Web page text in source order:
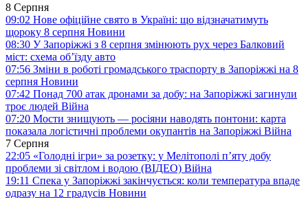
8 Серпня
09:02 Нове офіційне свято в Україні: що відзначатимуть
щороку 8 серпня Новини
08:30 У Запоріжжі з 8 серпня змінюють рух через Балковий
міст: схема об’їзду авто
07:56 Зміни в роботі громадського траспорту в Запоріжжі на 8
серпня Новини
07:42 Понад 700 атак дронами за добу: на Запоріжжі загинули
троє людей Війна
07:20 Мости знищують — росіяни наводять понтони: карта
показала логістичні проблеми окупантів на Запоріжжі Війна
7 Серпня
22:05 «Голодні ігри» за розетку: у Мелітополі п’яту добу
проблеми зі світлом і водою (ВІДЕО) Війна
19:11 Спека у Запоріжжі закінчується: коли температура впаде
одразу на 12 градусів Новини